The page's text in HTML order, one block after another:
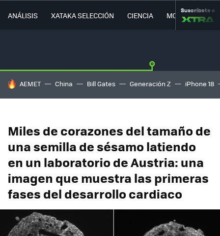
ANÁLISIS XATAKA SELECCIÓN CIENCIA MOVILIDAD
Suscríbete a
HOY SE HABLA DE
AEMET China Bill Gates Generación Z iPhone 18
Miles de corazones del tamaño de
una semilla de sésamo latiendo
en un laboratorio de Austria: una
imagen que muestra las primeras
fases del desarrollo cardiaco